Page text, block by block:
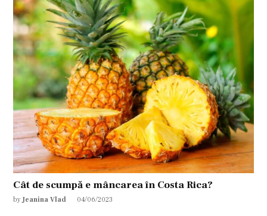
Cât de scumpă e mâncarea în Costa Rica?
by Jeanina Vlad 04/06/2023